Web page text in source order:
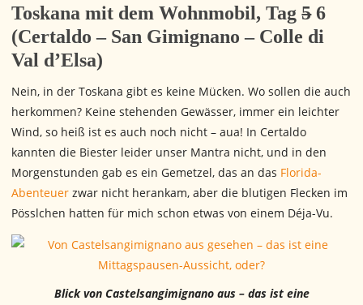
Toskana mit dem Wohnmobil, Tag56
(Certaldo – San Gimignano – Colle di
Val d’Elsa)
Nein, in der Toskana gibt es keine Mücken. Wo sollen die auch
herkommen? Keine stehenden Gewässer, immer ein leichter
Wind, so heiß ist es auch noch nicht – aua! In Certaldo
kannten die Biester leider unser Mantra nicht, und in den
Morgenstunden gab es ein Gemetzel, das an das Florida-
Abenteuer zwar nicht herankam, aber die blutigen Flecken im
Pösslchen hatten für mich schon etwas von einem Déja-Vu.
Blick von Castelsangimignano aus – das ist eine